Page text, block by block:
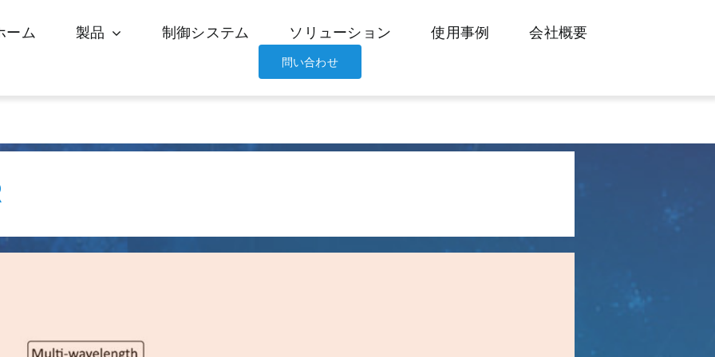
ーム 製品 制御システム ソリューション 使用事例 会社概要
問い合わせ